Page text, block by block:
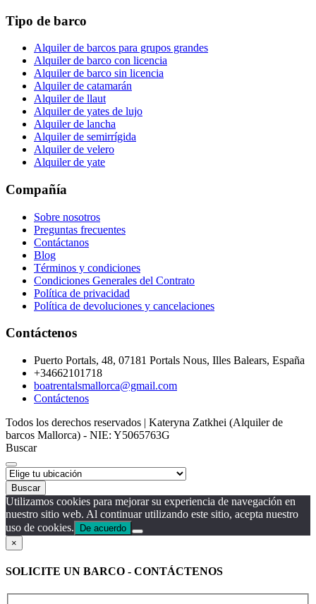
Tipo de barco
Alquiler de barcos para grupos grandes
Alquiler de barco con licencia
Alquiler de barco sin licencia
Alquiler de catamarán
Alquiler de llaut
Alquiler de yates de lujo
Alquiler de lancha
Alquiler de semirrígida
Alquiler de velero
Alquiler de yate
Compañía
Sobre nosotros
Preguntas frecuentes
Contáctanos
Blog
Términos y condiciones
Condiciones Generales del Contrato
Política de privacidad
Política de devoluciones y cancelaciones
Contáctenos
Puerto Portals, 48, 07181 Portals Nous, Illes Balears, España
+34662101718
boatrentalsmallorca@gmail.com
Contáctenos
Todos los derechos reservados | Kateryna Zatkhei (Alquiler de
barcos Mallorca) - NIE: Y5065763G
Buscar
Buscar
Utilizamos cookies para mejorar su experiencia de navegación en
nuestro sitio web. Al continuar utilizando este sitio, acepta nuestro
uso de cookies.
De acuerdo
×
SOLICITE UN BARCO - CONTÁCTENOS